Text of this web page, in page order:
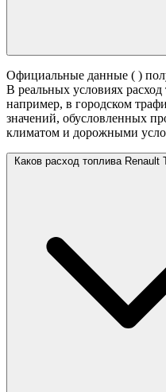
Официальные данные ( )
В реальных условиях
например, в городском
значений, обусловленных
климатом и дорожными
Каков расход топлива